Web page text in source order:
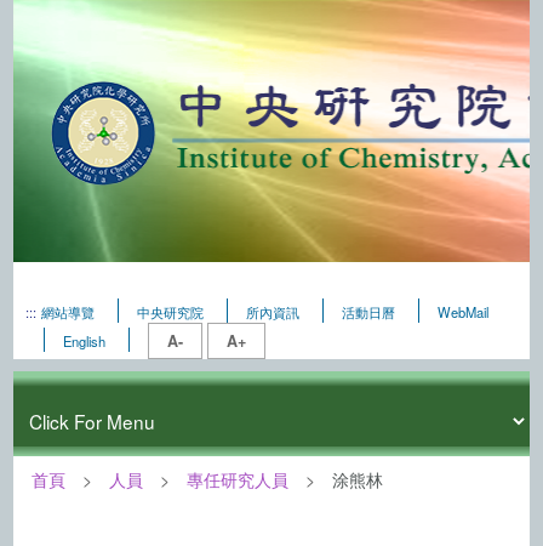
::: 網站導覽 中央研究院 所內資訊 活動日曆
WebMail
English
A- A+
首頁 人員 專任研究人員 涂熊林